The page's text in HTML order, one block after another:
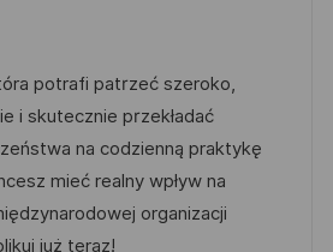
potrafi patrzeć szeroko,
i skutecznie przekładać
na codzienną praktykę
mieć realny wpływ na
organizacji
już teraz!